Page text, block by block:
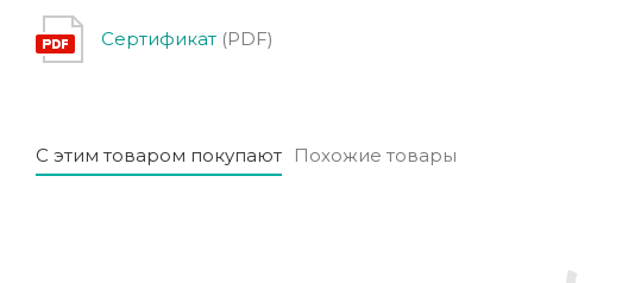
Сертификат (PDF)
С этим товаром покупают Похожие товары